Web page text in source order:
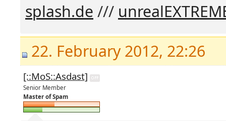
splash.de ///
22. February 2012, 22:26
[::MoS::Asdast]
Senior Member
Master of Spam